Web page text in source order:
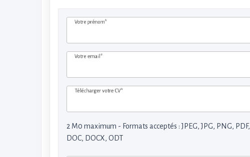
Votre prénom*
Votre email*
Télécharger votre CV*
2 M0 maximum - Formats acceptés : JPEG, JPG, PNG, PDF,
DOC, DOCX, ODT